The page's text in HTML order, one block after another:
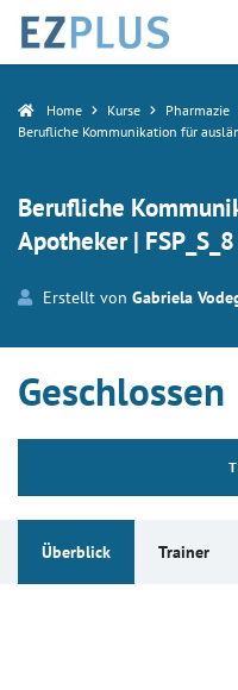
Home Kurse Pharmazie
Berufliche Kommunikation für
Berufliche
Apotheker | FSP_S_8
Erstellt von Gabriela
Geschlossen
Überblick Trainer